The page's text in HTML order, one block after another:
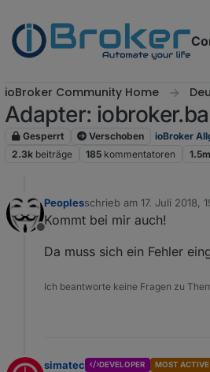
ioBroker Community Home
Adapter:
Gesperrt Verschoben ioBroker
2.3k beiträge 185 kommentatoren 1.5m
Offline
Peoplesschrieb am 17. Juli 2018,
zuletzt editiert von
Kommt bei mir auch!
Da muss sich ein Fehler
Ich beantworte keine Fragen zu
simatec DEVELOPER MOST ACTIVE